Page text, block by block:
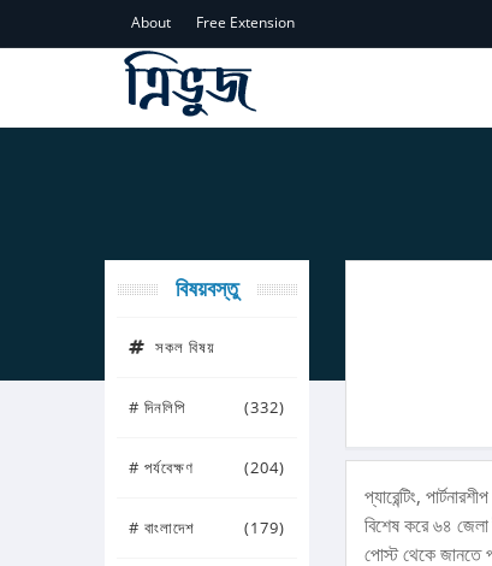
About Free Extension
বিষয়বস্তু
সকল বিষয়
# দিনলিপি (332)
# পর্যবেক্ষণ (204)
# বাংলাদেশ (179)
প্যারেন্টিং,
বিশেষ করে ৬৪
পোস্ট থেকে জানতে